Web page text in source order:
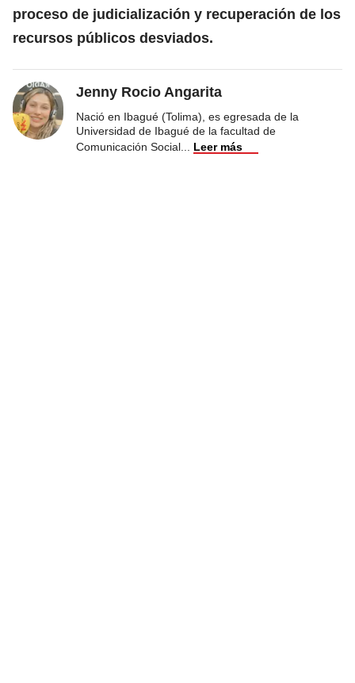
proceso de judicialización y recuperación de los
recursos públicos desviados.
Jenny Rocio Angarita
Nació en Ibagué (Tolima), es egresada de la
Universidad de Ibagué de la facultad de
Comunicación Social
Leer más